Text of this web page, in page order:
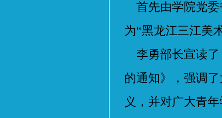
首先由学院党委
为“黑龙江三江美
李勇部长宣读了
的通知》，强调
义，并对广大青